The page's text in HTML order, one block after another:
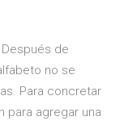
de
no se
Para concretar
para agregar una